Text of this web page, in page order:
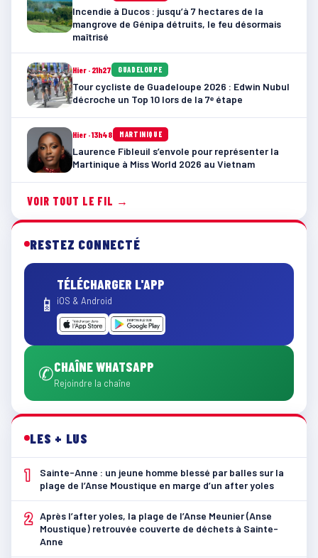
Incendie à Ducos : jusqu’à 7 hectares de la
mangrove de Génipa détruits, le feu désormais
maîtrisé
Hier · 21h27 GUADELOUPE
Tour cycliste de Guadeloupe 2026 : Edwin Nubul
décroche un Top 10 lors de la 7ᵉ étape
Hier · 13h48 MARTINIQUE
Laurence Fibleuil s’envole pour représenter la
Martinique à Miss World 2026 au Vietnam
VOIR TOUT LE FIL →
RESTEZ CONNECTÉ
📱
TÉLÉCHARGER L'APP
iOS & Android
✆CHAÎNE WHATSAPP
Rejoindre la chaîne
LES + LUS
1
Sainte-Anne : un jeune homme blessé par balles sur la
plage de l’Anse Moustique en marge d’un after yoles
2 Après l’after yoles, la plage de l’Anse Meunier (Anse
Moustique) retrouvée couverte de déchets à Sainte-
Anne